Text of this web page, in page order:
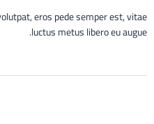
eros pede semper est, vitae
luctus metus libero eu augue.